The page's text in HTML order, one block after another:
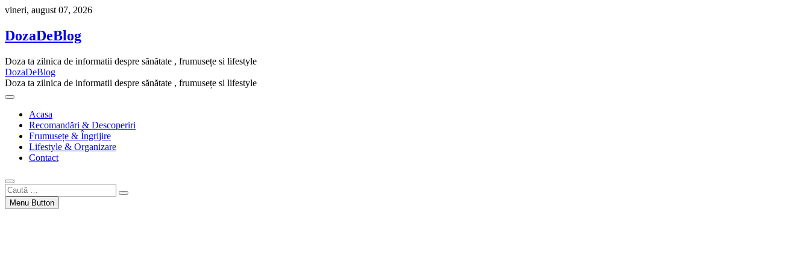
Skip
content
vineri, august 07, 2026
DozaDeBlog
Doza ta zilnica de informatii despre sănătate , frumusețe si lifestyle
DozaDeBlog
Doza ta zilnica de informatii despre sănătate , frumusețe si lifestyle
Acasa
Recomandări & Descoperiri
Frumusețe & Îngrijire
Lifestyle & Organizare
Contact
Caută
…Menu Button